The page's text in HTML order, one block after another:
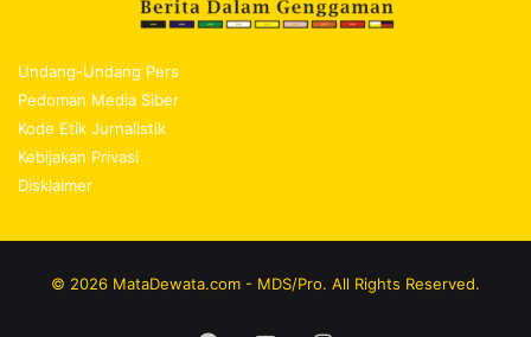
Undang-Undang Pers
Pedoman Media Siber
Kode Etik Jurnalistik
Kebijakan Privasi
Disklaimer
© 2026 MataDewata.com - MDS/Pro. All Rights Reserved.